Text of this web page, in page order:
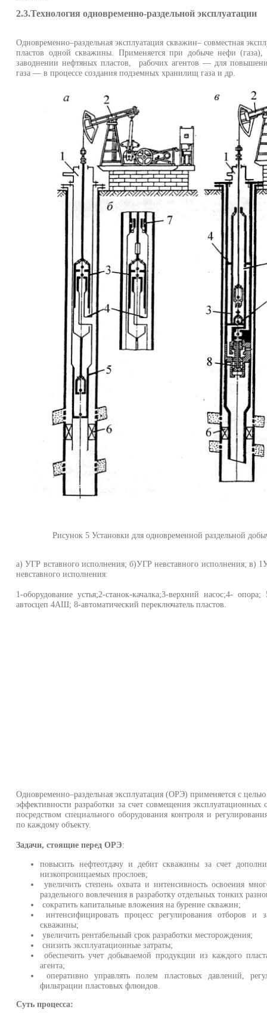
2.3.Технология одновременно-раздельной эксплуатации
Одновременно–раздельная эксплуатация скважин– совместная
пластов одной скважины. Применяется при добыче нефи
заводнении нефтяных пластов, рабочих агентов — для
газа — в процессе создания подземных хранилищ газа и др.
Рисунок 5 Установки для одновременной раздельной
а) УГР вставного исполнения; б)УГР невставного исполнения; в)
невставного исполнения:
1-оборудование устья;2-станок-качалка;3-верхний насос;4-
автосцеп 4АШ; 8-автоматический переключатель пластов.
Одновременно–раздельная эксплуатация (ОРЭ) применяется с
эффективности разработки за счет совмещения
посредством специального оборудования контроля и
по каждому объекту.
Задачи, стоящие перед ОРЭ:
повысить нефтеотдачу и дебит скважины за счет
низкопроницаемых прослоев;
увеличить степень охвата и интенсивность освоения
раздельного вовлечения в разработку отдельных тонких
сократить капитальные вложения на бурение скважин;
интенсифицировать процесс регулирования отборов
скважины;
увеличить рентабельный срок разработки месторождения;
снизить эксплуатационные затраты;
обеспечить учет добываемой продукции из каждого
агента;
оперативно управлять полем пластовых давлений,
фильтрации пластовых флюидов.
Суть процесса: